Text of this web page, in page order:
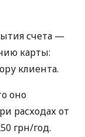
счета —
карты:
клиента.
оно
расходах от
грн/год.